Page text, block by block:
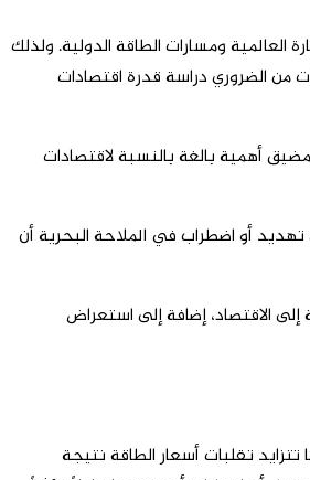
العالمية ومسارات الطاقة الدولية. ولذلك
من الضروري دراسة قدرة اقتصادات
أهمية بالغة بالنسبة لاقتصادات
تهديد أو اضطراب في الملاحة البحرية أن
إلى الاقتصاد، إضافة إلى استعراض
تقلبات أسعار الطاقة نتيجة